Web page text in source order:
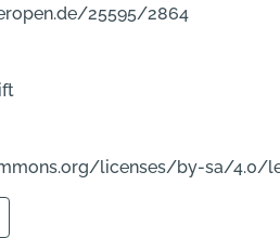
25595/2864
licenses/by-sa/4.0/